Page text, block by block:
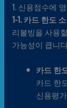
1. 신용점수에
1-1. 카드 한도
리볼빙을 사용
가능성이 큽니
카드 한
카드 한
신용평